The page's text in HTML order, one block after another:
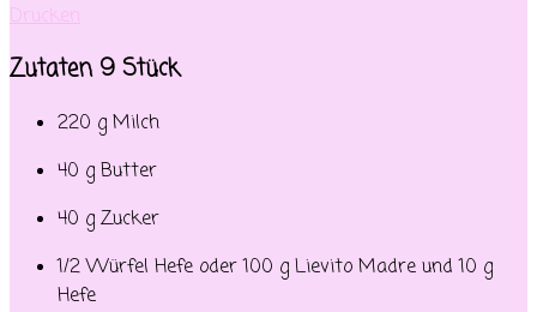
Drucken
Zutaten 9 Stück
220 g Milch
40 g Butter
40 g Zucker
1/2 Würfel Hefe oder 100 g Lievito Madre und 10 g
Hefe